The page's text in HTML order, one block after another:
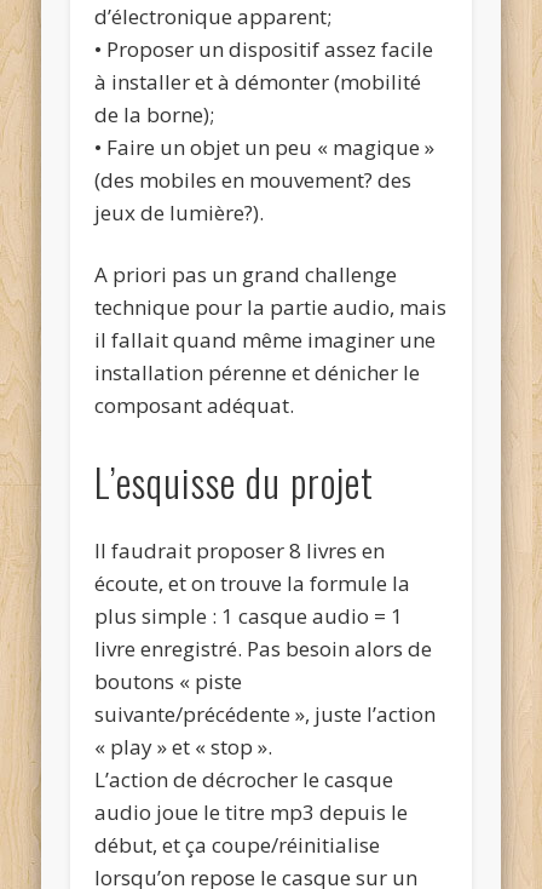
d’électronique apparent;
• Proposer un dispositif assez facile
à installer et à démonter (mobilité
de la borne);
• Faire un objet un peu « magique »
(des mobiles en mouvement? des
jeux de lumière?).
A priori pas un grand challenge
technique pour la partie audio, mais
il fallait quand même imaginer une
installation pérenne et dénicher le
composant adéquat.
L’esquisse du projet
Il faudrait proposer 8 livres en
écoute, et on trouve la formule la
plus simple : 1 casque audio = 1
livre enregistré. Pas besoin alors de
boutons « piste
suivante/précédente », juste l’action
« play » et « stop ».
L’action de décrocher le casque
audio joue le titre mp3 depuis le
début, et ça coupe/réinitialise
lorsqu’on repose le casque sur un